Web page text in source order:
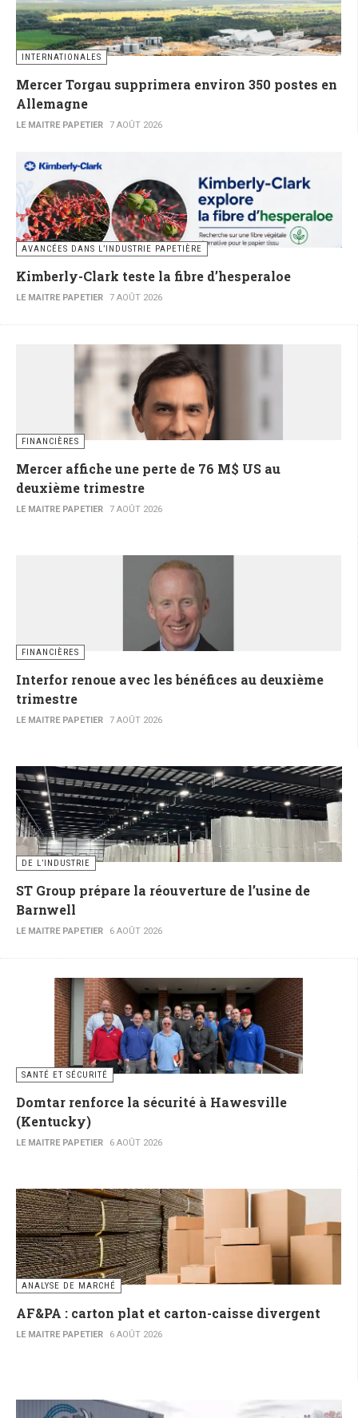
INTERNATIONALES
Mercer Torgau supprimera environ 350 postes en
Allemagne
LE MAITRE PAPETIER 7 AOÛT 2026
AVANCÉES DANS L’INDUSTRIE PAPETIÈRE
Kimberly-Clark teste la fibre d’hesperaloe
LE MAITRE PAPETIER 7 AOÛT 2026
FINANCIÈRES
Mercer affiche une perte de 76 M$ US au
deuxième trimestre
LE MAITRE PAPETIER 7 AOÛT 2026
FINANCIÈRES
Interfor renoue avec les bénéfices au deuxième
trimestre
LE MAITRE PAPETIER 7 AOÛT 2026
DE L’INDUSTRIE
ST Group prépare la réouverture de l’usine de
Barnwell
LE MAITRE PAPETIER 6 AOÛT 2026
SANTÉ ET SÉCURITÉ
Domtar renforce la sécurité à Hawesville
(Kentucky)
LE MAITRE PAPETIER 6 AOÛT 2026
ANALYSE DE MARCHÉ
AF&PA : carton plat et carton-caisse divergent
LE MAITRE PAPETIER 6 AOÛT 2026